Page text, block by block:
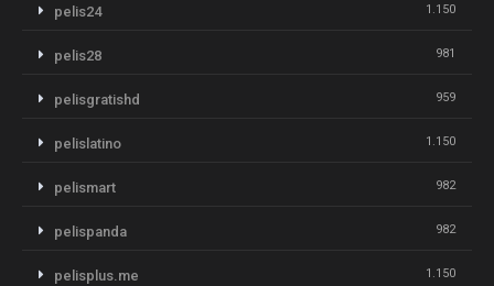
pelis24 1.150
pelis28 981
pelisgratishd 959
pelislatino 1.150
pelismart 982
pelispanda 982
pelisplus.me 1.150